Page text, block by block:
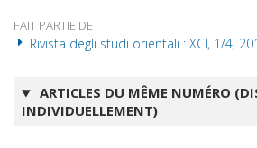
FAIT PARTIE DE
Rivista degli studi orientali : XCI, 1/4,
ARTICLES DU MÊME NUMÉRO
INDIVIDUELLEMENT)